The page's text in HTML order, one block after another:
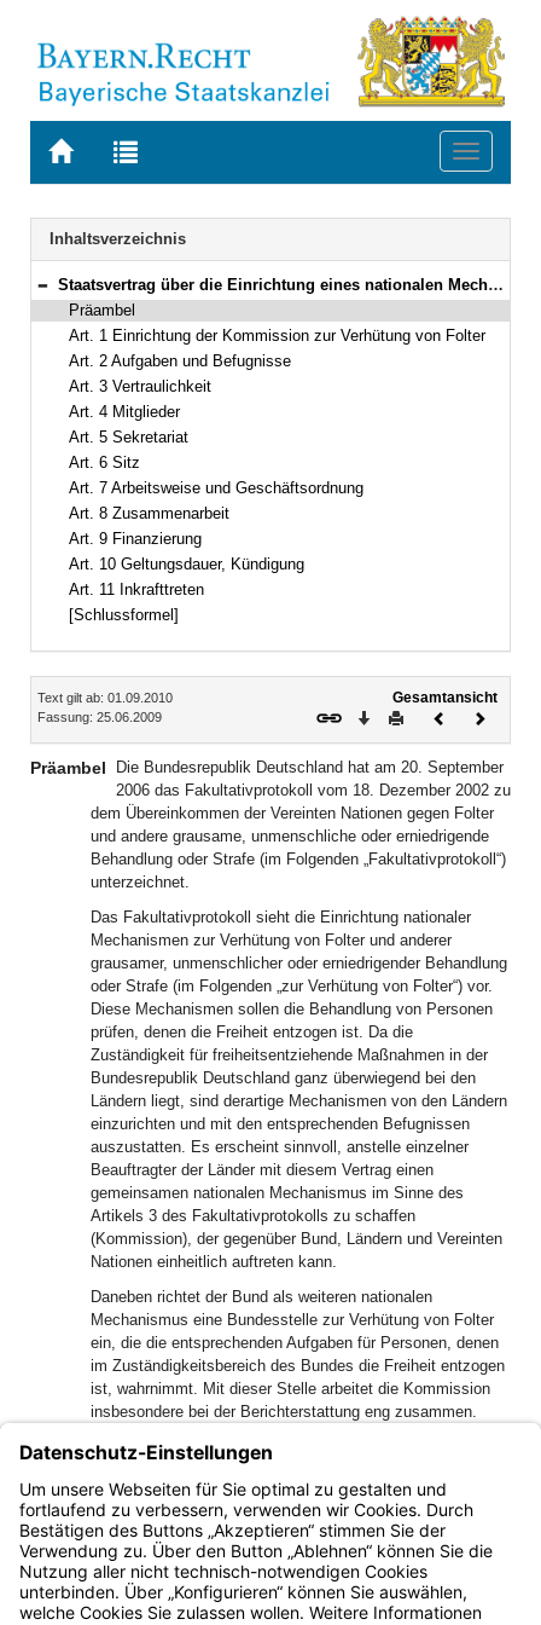
Zur
BAYERN.RECHT
Zur
letzten
Suche
Toggle
Navigation
Inhaltsverzeichnis
Bereich reduzieren
Staatsvertrag über die Einrichtung eines nationalen Mechanismus aller Länder nach Artikel 3 des Fakultativprotokolls vom 18. Dezember 2002 zu dem Übereinkommen der Vereinten Nationen gegen Folter und andere grausame, unmenschliche oder erniedrigende Behandlung oder Strafe Vom 25. Juni 2009 (Art. 1–11)
Präambel
Art. 1 Einrichtung der Kommission zur Verhütung von Folter
Art. 2 Aufgaben und Befugnisse
Art. 3 Vertraulichkeit
Art. 4 Mitglieder
Art. 5 Sekretariat
Art. 6 Sitz
Art. 7 Arbeitsweise und Geschäftsordnung
Art. 8 Zusammenarbeit
Art. 9 Finanzierung
Art. 10 Geltungsdauer, Kündigung
Art. 11 Inkrafttreten
[Schlussformel]
Inhalt
Text gilt ab: 01.09.2010
Fassung: 25.06.2009
Gesamtansicht
Download
DruckenVorheriges
Präambel
Die Bundesrepublik Deutschland hat am 20. September
2006 das Fakultativprotokoll vom 18. Dezember 2002 zu
dem Übereinkommen der Vereinten Nationen gegen Folter
und andere grausame, unmenschliche oder erniedrigende
Behandlung oder Strafe (im Folgenden „Fakultativprotokoll“)
unterzeichnet.
Das Fakultativprotokoll sieht die Einrichtung nationaler
Mechanismen zur Verhütung von Folter und anderer
grausamer, unmenschlicher oder erniedrigender Behandlung
oder Strafe (im Folgenden „zur Verhütung von Folter“) vor.
Diese Mechanismen sollen die Behandlung von Personen
prüfen, denen die Freiheit entzogen ist. Da die
Zuständigkeit für freiheitsentziehende Maßnahmen in der
Bundesrepublik Deutschland ganz überwiegend bei den
Ländern liegt, sind derartige Mechanismen von den Ländern
einzurichten und mit den entsprechenden Befugnissen
auszustatten. Es erscheint sinnvoll, anstelle einzelner
Beauftragter der Länder mit diesem Vertrag einen
gemeinsamen nationalen Mechanismus im Sinne des
Artikels 3 des Fakultativprotokolls zu schaffen
(Kommission), der gegenüber Bund, Ländern und Vereinten
Nationen einheitlich auftreten kann.
Daneben richtet der Bund als weiteren nationalen
Mechanismus eine Bundesstelle zur Verhütung von Folter
ein, die die entsprechenden Aufgaben für Personen, denen
im Zuständigkeitsbereich des Bundes die Freiheit entzogen
ist, wahrnimmt. Mit dieser Stelle arbeitet die Kommission
insbesondere bei der Berichterstattung eng zusammen.
Die Kommission soll möglichst weitgehend die Infrastruktur
der Kriminologischen Zentralstelle e. V. nutzen. Das
erforderliche Sekretariat soll bei der Kriminologischen
Zentralstelle angesiedelt werden.
Bayern.de